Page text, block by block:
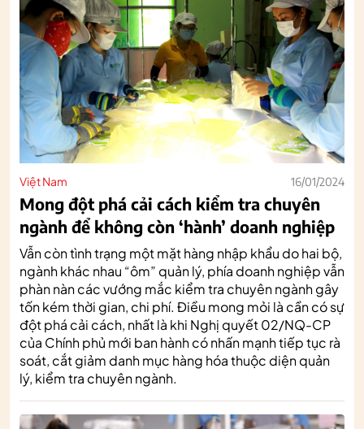
Việt Nam 16/01/2024
Mong đột phá cải cách kiểm tra chuyên
ngành để không còn ‘hành’ doanh nghiệp
Vẫn còn tình trạng một mặt hàng nhập khẩu do hai bộ,
ngành khác nhau “ôm” quản lý, phía doanh nghiệp vẫn
phàn nàn các vướng mắc kiểm tra chuyên ngành gây
tốn kém thời gian, chi phí. Điều mong mỏi là cần có sự
đột phá cải cách, nhất là khi Nghị quyết 02/NQ-CP
của Chính phủ mới ban hành có nhấn mạnh tiếp tục rà
soát, cắt giảm danh mục hàng hóa thuộc diện quản
lý, kiểm tra chuyên ngành.